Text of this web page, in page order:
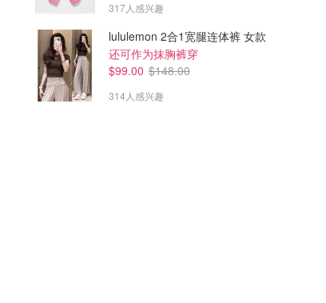
317人感兴趣
lululemon 2合1宽腿连体裤 女款
还可作为抹胸裤穿
$99.00 $148.00
314人感兴趣